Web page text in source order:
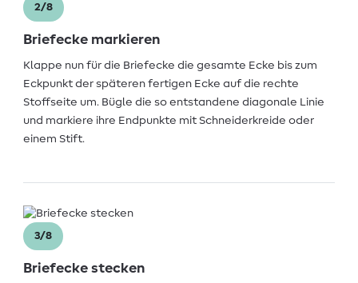
2/8
Briefecke markieren
Klappe nun für die Briefecke die gesamte Ecke bis zum
Eckpunkt der späteren fertigen Ecke auf die rechte
Stoffseite um. Bügle die so entstandene diagonale Linie
und markiere ihre Endpunkte mit Schneiderkreide oder
einem Stift.
3/8
Briefecke stecken